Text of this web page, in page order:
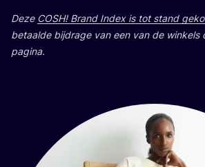
Deze COSH! Brand Index is tot stand
betaal­de bij­dra­ge van een van de win­kels
pagina.